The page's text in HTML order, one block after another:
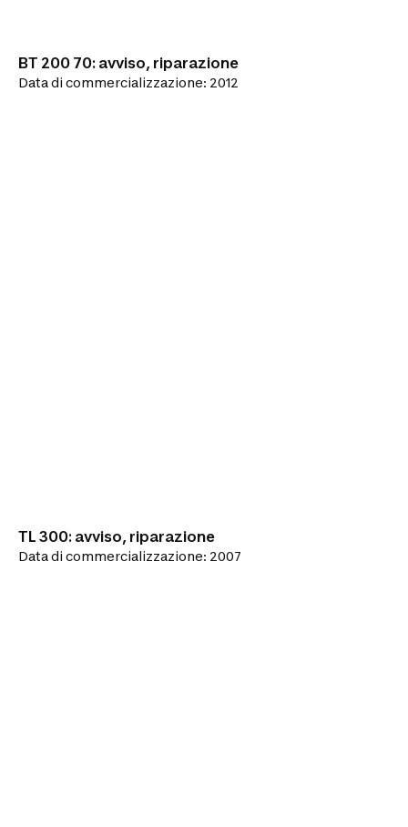
BT 200 70: avviso, riparazione
Data di commercializzazione: 2012
TL 300: avviso, riparazione
Data di commercializzazione: 2007